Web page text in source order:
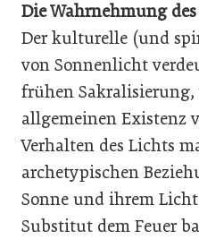
Die Wahrnehmung
Der kulturelle (und
von Sonnenlicht
frühen Sakralisierung,
allgemeinen Existenz
Verhalten des Lichts
archetypischen
Sonne und ihrem
Substitut dem Feuer